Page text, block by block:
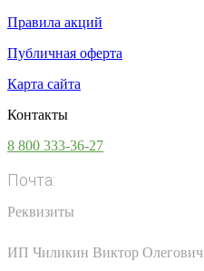
Правила акций
Публичная оферта
Карта сайта
Контакты
8 800 333-36-27
Почта:
Реквизиты
ИП Чиликин Виктор Олегович